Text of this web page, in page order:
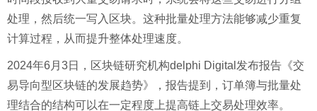
处理，然后统一写入区块。这种批量处理方法能够减少重复
计算过程，从而提升整体处理速度。
2024年6月3日，区块链研究机构delphi Digital发布报告《交
易导向型区块链的发展趋势》，报告提到，订单簿与批量处
理结合的结构可以在一定程度上提高链上交易处理效率。